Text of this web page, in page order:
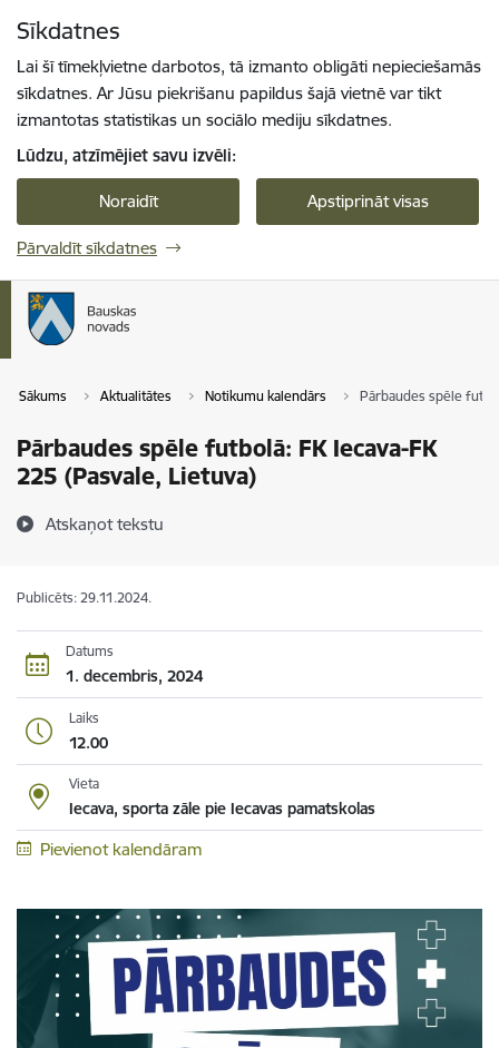
Sīkdatnes
Lai šī tīmekļvietne darbotos, tā izmanto obligāti nepieciešamās
sīkdatnes. Ar Jūsu piekrišanu papildus šajā vietnē var tikt
izmantotas statistikas un sociālo mediju sīkdatnes.
Lūdzu, atzīmējiet savu izvēli:
Noraidīt Apstiprināt visas
Pārvaldīt sīkdatnes
Sākums Aktualitātes Notikumu kalendārs Pārbaudes spēle
Pārbaudes spēle futbolā: FK Iecava-FK
225 (Pasvale, Lietuva)
Atskaņot tekstu
Publicēts: 29.11.2024.
Datums
1. decembris, 2024
Laiks
12.00
Vieta
Iecava, sporta zāle pie Iecavas pamatskolas
Pievienot kalendāram